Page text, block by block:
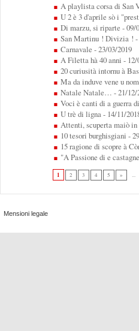
A playlista corsa di San
U 2 è 3 d'aprile sò i
Di marzu, si riparte - 09/
San Martinu ! Divizia !
Carnavale - 23/03/2019
A Filetta hà 40 anni - 12/
20 curiusità intornu à
Ma da induve vene u
Natale Natale… - 21/12/
Voci è canti di a guerra
U trè di ligna- 14/11/
Attenti, scuperta maiò in
10 tesori burghisgiani -
15 ragione di scopre à
"A Passione di e
1 2 3 4 5 » ...
Mensioni legale